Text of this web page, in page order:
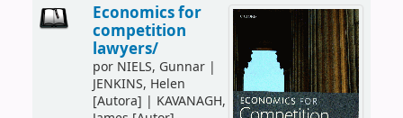
Economics for
competition
lawyers/
por NIELS, Gunnar|
JENKINS, Helen
[Autora] | KAVANAGH,